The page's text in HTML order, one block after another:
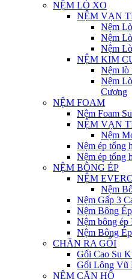
NỆM LÒ XO
NỆM VẠN
Nệm
Nệm
Nệm
NỆM KIM
Nệm lò
Nệm
Cương
NỆM FOAM
Nệm Foam
NỆM VẠN
Nệm
Nệm ép tổng
Nệm ép tổng
NỆM BÔNG ÉP
NỆM
Nệm
Nệm Gấp 3
Nệm Bông
Nệm bông ép
Nệm Bông
CHĂN RA GỐI
Gối Cao Su
Gối Lông Vũ
NỆM CĂN HỘ